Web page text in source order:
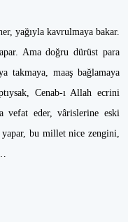
yağıyla kavrulmaya bakar.
Ama doğru dürüst para
takmaya, maaş bağlamaya
Cenab-ı Allah ecrini
vefat eder, vârislerine eski
yapar, bu millet nice zengini,